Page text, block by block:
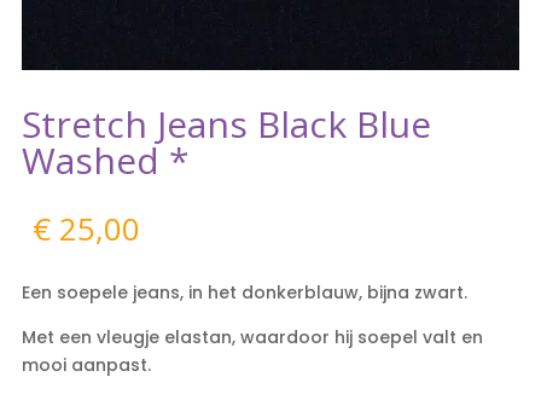
Stretch Jeans Black Blue
Washed *
€25,00
Een soepele jeans, in het donkerblauw, bijna zwart.
Met een vleugje elastan, waardoor hij soepel valt en
mooi aanpast.